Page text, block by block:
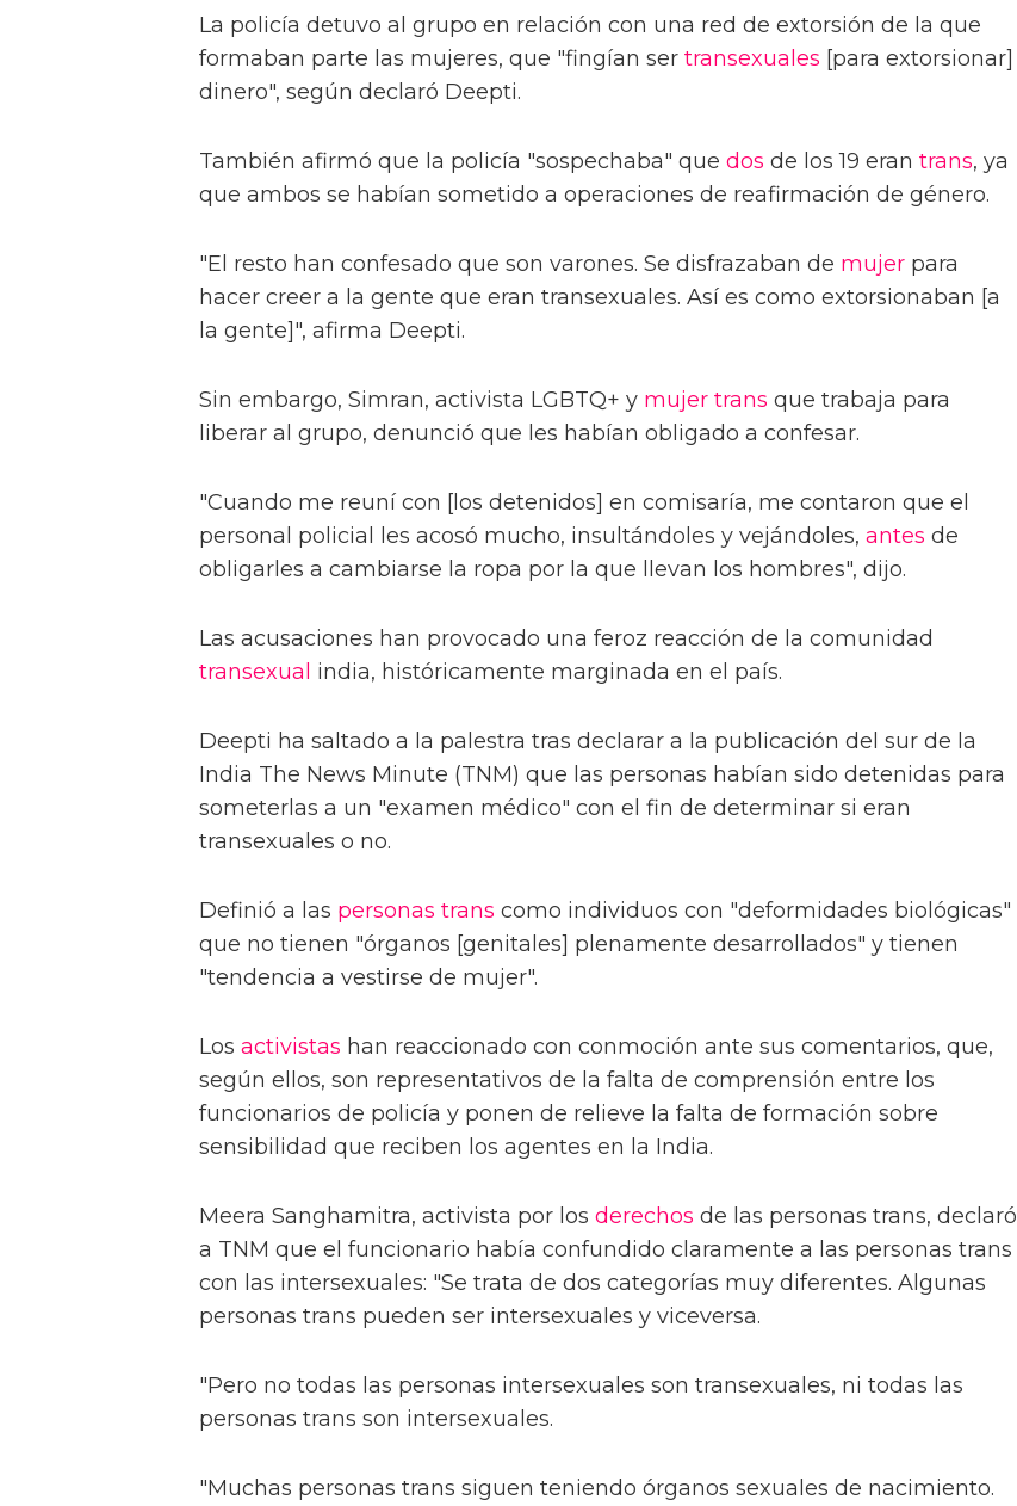
La policía detuvo al grupo en relación con una red de extorsión de la que
formaban parte las mujeres, que "fingían ser transexuales [para extorsionar]
dinero", según declaró Deepti.
También afirmó que la policía "sospechaba" que dos de los 19 eran trans, ya
que ambos se habían sometido a operaciones de reafirmación de género.
"El resto han confesado que son varones. Se disfrazaban de mujer para
hacer creer a la gente que eran transexuales. Así es como extorsionaban [a
la gente]", afirma Deepti.
Sin embargo, Simran, activista LGBTQ+ y mujer trans que trabaja para
liberar al grupo, denunció que les habían obligado a confesar.
"Cuando me reuní con [los detenidos] en comisaría, me contaron que el
personal policial les acosó mucho, insultándoles y vejándoles, antes de
obligarles a cambiarse la ropa por la que llevan los hombres", dijo.
Las acusaciones han provocado una feroz reacción de la comunidad
transexual india, históricamente marginada en el país.
Deepti ha saltado a la palestra tras declarar a la publicación del sur de la
India The News Minute (TNM) que las personas habían sido detenidas para
someterlas a un "examen médico" con el fin de determinar si eran
transexuales o no.
Definió a las personas trans como individuos con "deformidades biológicas"
que no tienen "órganos [genitales] plenamente desarrollados" y tienen
"tendencia a vestirse de mujer".
Los activistas han reaccionado con conmoción ante sus comentarios, que,
según ellos, son representativos de la falta de comprensión entre los
funcionarios de policía y ponen de relieve la falta de formación sobre
sensibilidad que reciben los agentes en la India.
Meera Sanghamitra, activista por los derechos de las personas trans, declaró
a TNM que el funcionario había confundido claramente a las personas trans
con las intersexuales: "Se trata de dos categorías muy diferentes. Algunas
personas trans pueden ser intersexuales y viceversa.
"Pero no todas las personas intersexuales son transexuales, ni todas las
personas trans son intersexuales.
"Muchas personas trans siguen teniendo órganos sexuales de nacimiento.